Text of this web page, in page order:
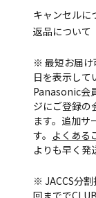
キャンセルに
返品について
※ 最短お届け
日を表示して
Panasonic会
ジにご登録の
ます。追加サ
す。 よくある
よりも早く発
※ JACCS分
回までで